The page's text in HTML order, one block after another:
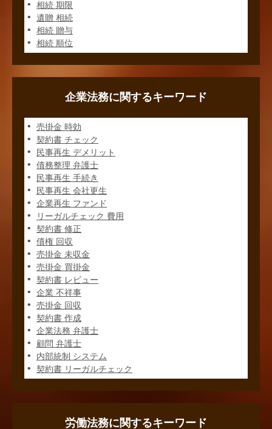
相続 期限
遺贈 相続
相続 贈与
相続 順位
企業法務に関するキーワード
売掛金 時効
契約書 チェック
民事再生 デメリット
債務整理 弁護士
民事再生 手続き
民事再生 会社更生
企業再生 ファンド
リーガルチェック 費用
契約書 修正
債権 回収
売掛金 未収金
売掛金 買掛金
契約書 レビュー
企業 不祥事
売掛金 回収
契約書 作成
企業法務 弁護士
顧問 弁護士
内部統制 システム
契約書 リーガルチェック
労働法務に関するキーワード